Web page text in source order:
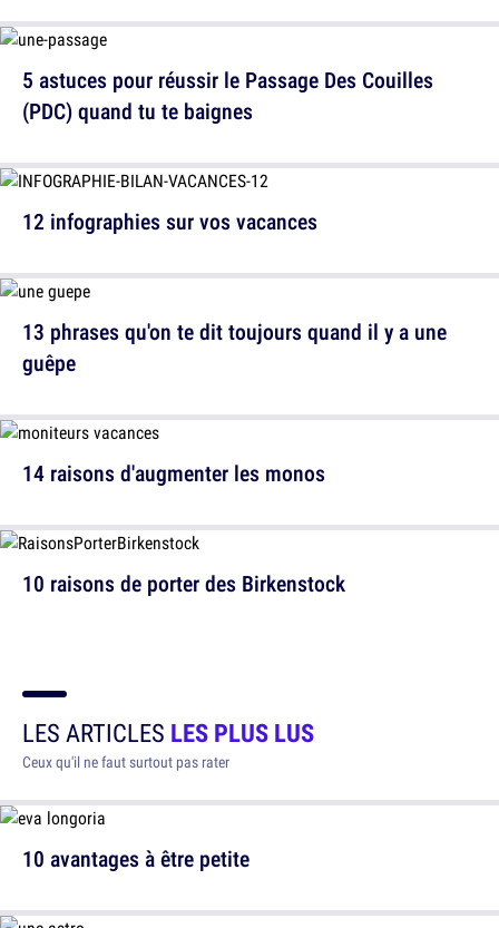
12 infographies sur vos vacances
14 raisons d'augmenter les monos
5 astuces pour réussir le Passage Des Couilles
(PDC) quand tu te baignes
13 phrases qu'on te dit toujours quand il y a une
guêpe
10 raisons de porter des Birkenstock
LES ARTICLES LES PLUS LUS
Ceux qu'il ne faut surtout pas rater
10 avantages à être petite